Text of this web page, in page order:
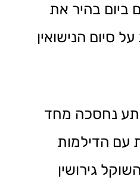
ביום בהיר את
סיום הנישואין
נחסכה מחד
עם הדילמות
גירושין